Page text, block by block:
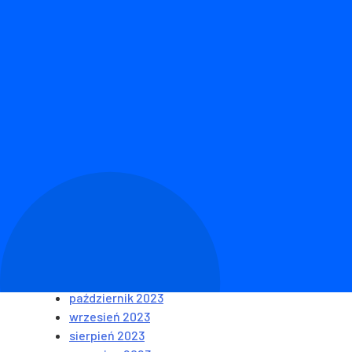
Dlaczego warto na wakacje wykupić dodatkowe
Najnowsze komentarze
Archiwa
październik 2023
wrzesień 2023
sierpień 2023